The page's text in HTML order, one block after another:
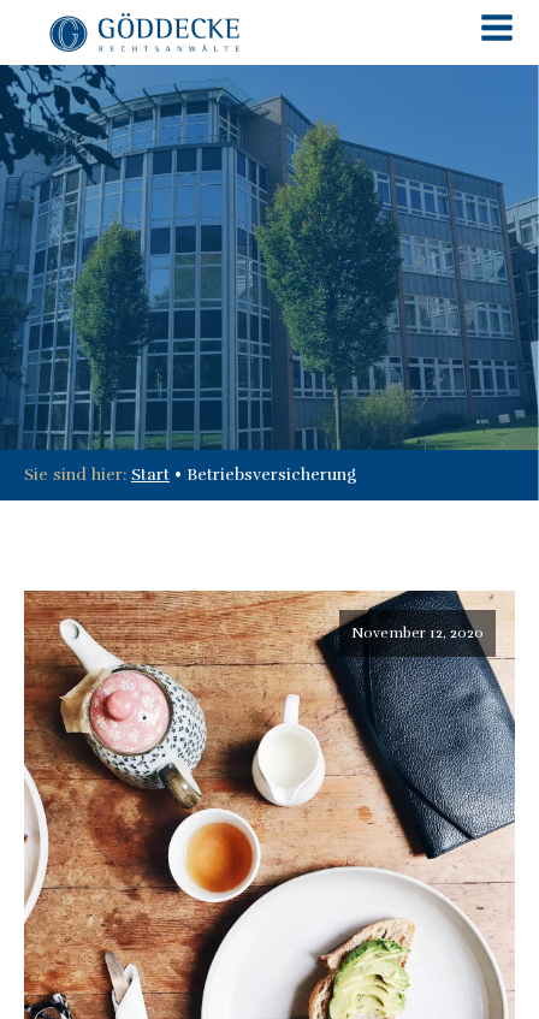
Sie sind hier: Start • Betriebsversicherung
November 12, 2020